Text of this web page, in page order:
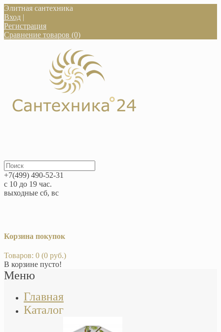
Элитная сантехника
Вход |
Регистрация
Сравнение товаров (0)
+7(499) 490-52-31
с 10 до 19 час.
выходные сб, вс
Корзина покупок
Товаров: 0 (0 руб.)
В корзине пусто!
Меню
Главная
Каталог